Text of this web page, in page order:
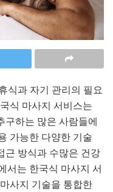
식과 자기 관리의 필요
식 마사지 서비스는
하는 많은 사람들에
가능한 다양한 기술
근 방식과 수많은 건강
서는 한국식 마사지 서
사지 기술을 통합한